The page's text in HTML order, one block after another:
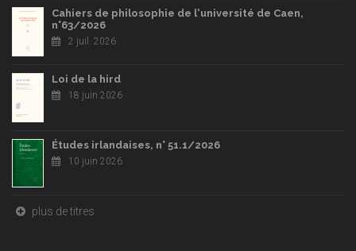
Cahiers de philosophie de l'université de Caen,
n°63/2026
2 juil. 2026
Loi de la hird
18 juin 2026
Études irlandaises, n° 51.1/2026
10 juin 2026
plus de titres